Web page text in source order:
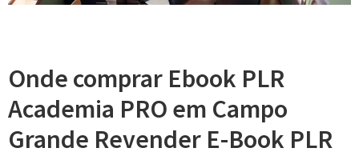
Onde comprar Ebook PLR
Academia PRO em Campo
Grande Revender E-Book PLR